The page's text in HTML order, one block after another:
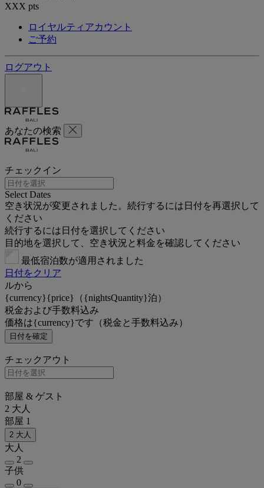
XXX pts
ロイヤルティアカウント
ご予約
ログアウト
あなたの検索
チェックイン
Select Dates
空き状況が変更されました。続行するには日付を再選択して
ください
続行するには日付を選択してください
目的地を選択して、空き状況と料金を確認してください
最低宿泊数が適用されました
日付をクリア
ルから
{currency}{price}（{nightsQuantity}泊）
税金および手数料込み
価格は{currency}です（税金と手数料込み）
日付を確定
チェックアウト
部屋 & ゲスト
2 大人
部屋 1
2 大人
大人
2
子供
0